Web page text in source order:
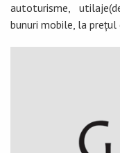
autoturisme,
bunuri mobile, la prețul